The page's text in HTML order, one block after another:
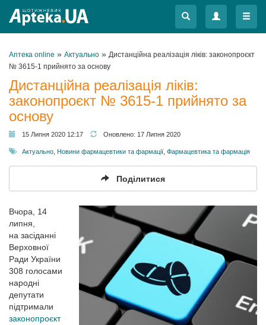
Меню
Меню
Аптека online » Актуально » Дистанційна реалізація ліків: законопроєкт
№ 3615-1 прийнято за основу
Дистанційна реалізація ліків:
законопроєкт № 3615-1 прийнято за
основу
15 Липня 2020 12:17 Оновлено: 17 Липня 2020
Актуально Новини фармацевтики та фармації Фармацевтика та фармація
Поділитися
Вчора, 14
липня,
на засіданні
Верховної
Ради України
308 голосами
народні
депутати
підтримали
законопроєкт